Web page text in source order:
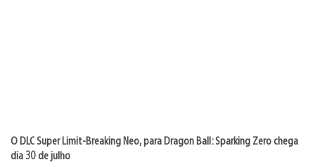
O DLC Super Limit-Breaking Neo, para Dragon Ball: Sparking Zero chega
dia 30 de julho